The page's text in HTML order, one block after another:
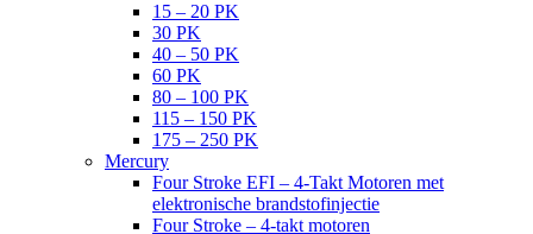
15 – 20 PK
30 PK
40 – 50 PK
60 PK
80 – 100 PK
115 – 150 PK
175 – 250 PK
Mercury
Four Stroke EFI – 4-Takt Motoren met
elektronische brandstofinjectie
Four Stroke – 4-takt motoren